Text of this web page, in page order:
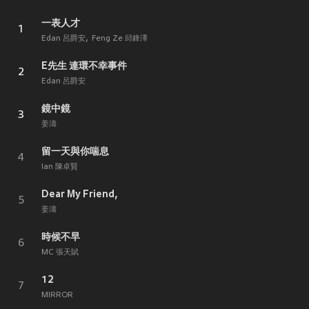
1
一表人才
Edan 呂爵安 Feng Ze 邱鋒澤
2
E先生 連環不幸事件
Edan 呂爵安
3
鏡中鏡
姜濤
4
留一天與你喘息
Ian 陳卓賢
5
Dear My Friend,
姜濤
6
時候不早
MC 張天賦
7
12
MIRROR